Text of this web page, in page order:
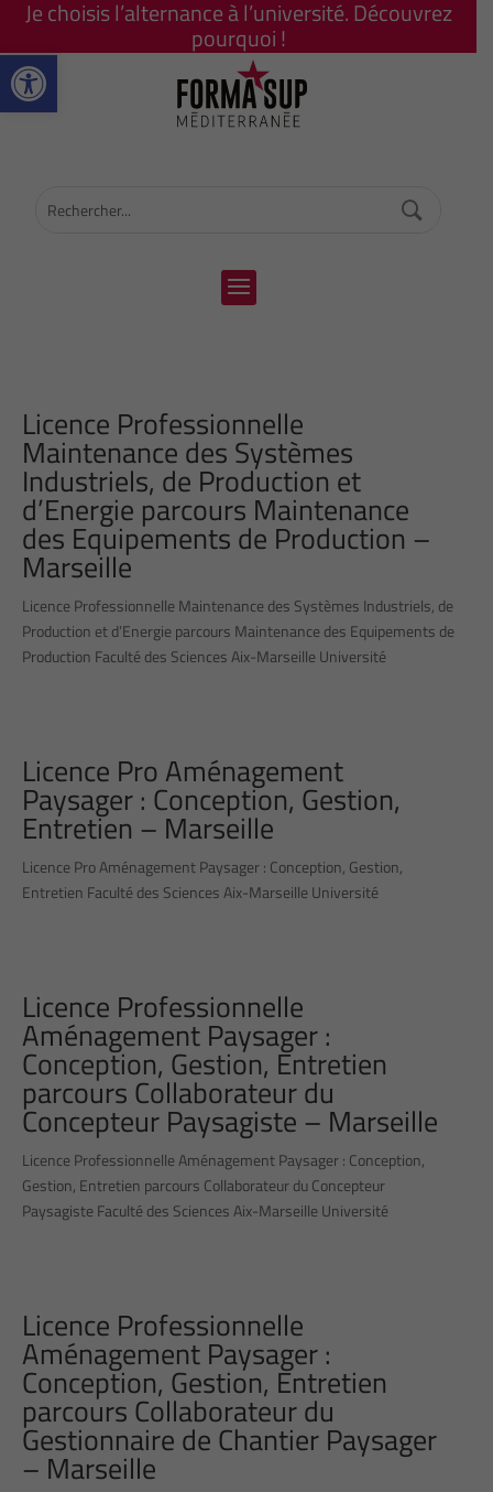
Ouvrir la barre d’outils
Je choisis l’alternance à l’université. Découvrez
pourquoi !
Licence Professionnelle
Maintenance des Systèmes
Industriels, de Production et
d’Energie parcours Maintenance
des Equipements de Production –
Marseille
Licence Professionnelle Maintenance des Systèmes Industriels, de
Production et d’Energie parcours Maintenance des Equipements de
Production Faculté des Sciences Aix-Marseille Université
Licence Pro Aménagement
Paysager : Conception, Gestion,
Entretien – Marseille
Licence Pro Aménagement Paysager : Conception, Gestion,
Entretien Faculté des Sciences Aix-Marseille Université
Licence Professionnelle
Aménagement Paysager :
Conception, Gestion, Entretien
parcours Collaborateur du
Concepteur Paysagiste – Marseille
Licence Professionnelle Aménagement Paysager : Conception,
Gestion, Entretien parcours Collaborateur du Concepteur
Paysagiste Faculté des Sciences Aix-Marseille Université
Licence Professionnelle
Aménagement Paysager :
Conception, Gestion, Entretien
parcours Collaborateur du
Gestionnaire de Chantier Paysager
– Marseille